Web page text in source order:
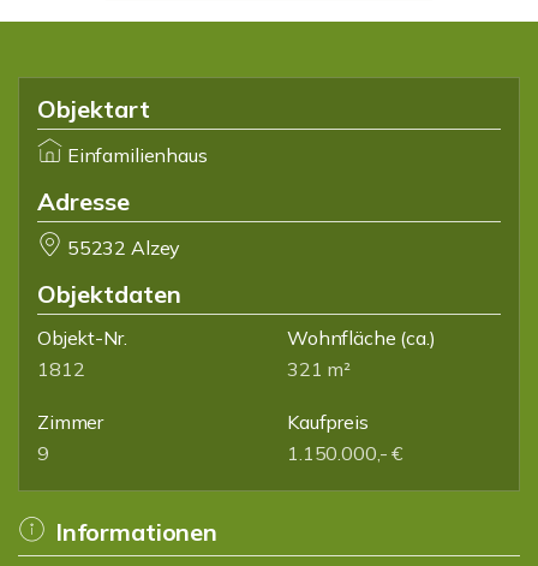
Objektart
Einfamilienhaus
Adresse
55232 Alzey
Objektdaten
Objekt-Nr.
1812
Wohnfläche (ca.)
321 m²
Zimmer
9
Kaufpreis
1.150.000,- €
Informationen